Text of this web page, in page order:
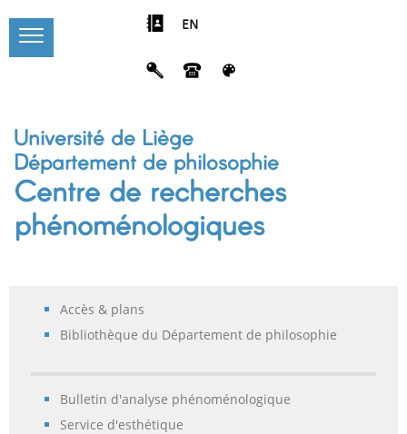
EN
Université de Liège
Département de philosophie
Centre de recherches
phénoménologiques
Accès & plans
Bibliothèque du Département de philosophie
Bulletin d'analyse phénoménologique
Service d'esthétique